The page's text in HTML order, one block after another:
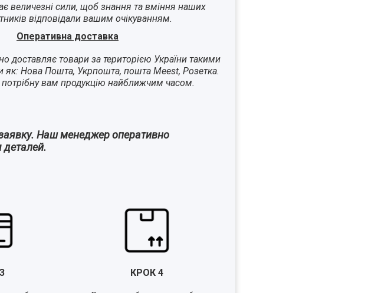
величезні сили, щоб знання та вміння наших
відповідали вашим очікуванням.
Оперативна доставка
доставляє товари за територією України такими
як: Нова Пошта, Укрпошта, пошта Meest, Розетка.
вам продукцію найближчим часом.
Наш менеджер оперативно
деталей.
3 КРОК 4